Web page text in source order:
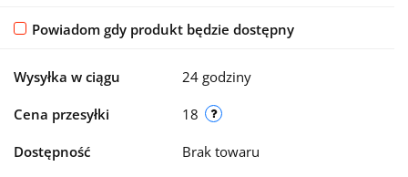
Powiadom gdy produkt będzie dostępny
Wysyłka w ciągu 24 godziny
Cena przesyłki 18
Dostępność Brak towaru